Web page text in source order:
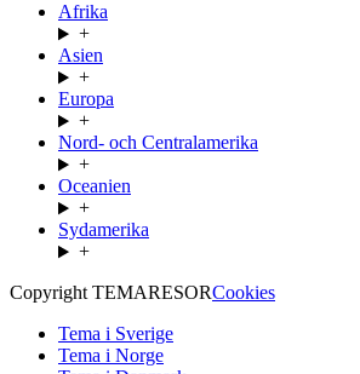
Afrika
+
Asien
+
Europa
+
Nord- och Centralamerika
+
Oceanien
+
Sydamerika
+
Copyright TEMARESORCookies
Tema i Sverige
Tema i Norge